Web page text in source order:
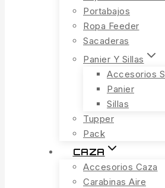
Portabajos
Ropa Feeder
Sacaderas
Panier Y Sillas
Accesorios
Panier
Sillas
Tupper
Pack
CAZA
Accesorios Caza
Carabinas Aire